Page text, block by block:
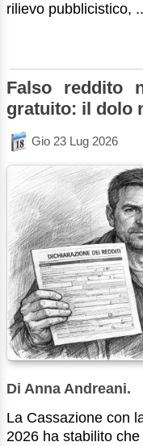
rilievo pubblicistico,
Falso reddito
gratuito: il dolo
Gio 23 Lug 2026
Di Anna Andreani.
La Cassazione con
2026 ha stabilito